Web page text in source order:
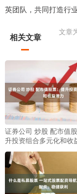
英团队，共同打造行
文章
相关文章
证券公司 炒股 配市值
升投资组合多元化和收